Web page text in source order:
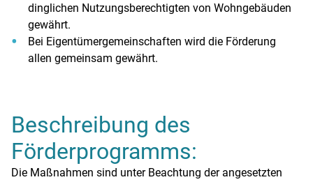
dinglichen Nutzungsberechtigten von Wohngebäuden
gewährt.
Bei Eigentümergemeinschaften wird die Förderung
allen gemeinsam gewährt.
Beschreibung des
Förderprogramms:
Die Maßnahmen sind unter Beachtung der angesetzten